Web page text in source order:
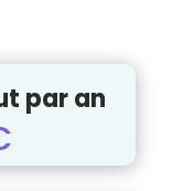
par an